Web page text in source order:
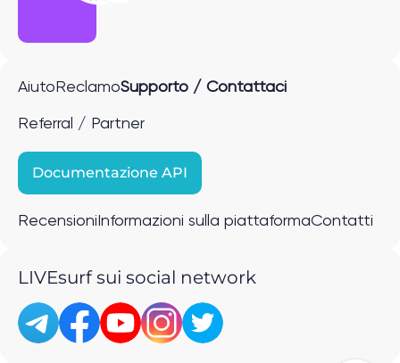
Aiuto ReclamoSupporto / Contattaci
Referral / Partner
Documentazione API
Recensioni Informazioni sulla piattaformaContatti
LIVEsurf sui social network